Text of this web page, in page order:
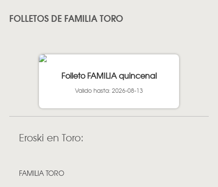
FOLLETOS DE FAMILIA TORO
Folleto FAMILIA quincenal
Valido hasta: 2026-08-13
Eroski en Toro:
FAMILIA TORO